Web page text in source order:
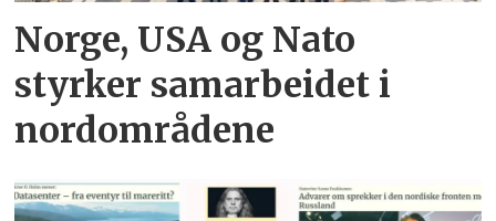
Norge, USA og Nato
styrker samarbeidet i
nordområdene